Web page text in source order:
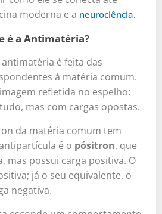
moderna e a neurociência.
é a Antimatéria?
é feita das
à matéria comum.
refletida no espelho:
mas com cargas opostas.
da matéria comum tem
é o pósitron, que
mas possui carga positiva. O
já o seu equivalente, o
negativa.